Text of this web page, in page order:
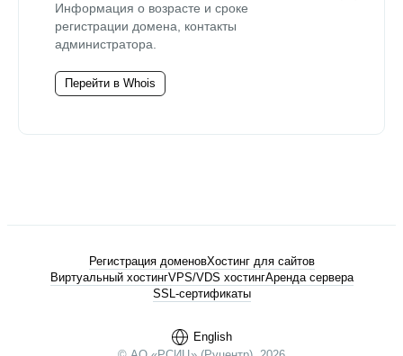
Информация о возрасте и сроке
регистрации домена, контакты
администратора.
Перейти в Whois
English
Регистрация доменовХостинг для сайтов
Виртуальный хостингVPS/VDS хостингАренда сервера
SSL-сертификаты